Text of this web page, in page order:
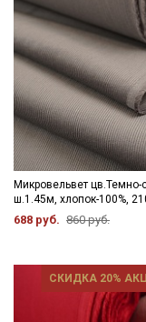
Микровельвет цв.Темно-
ш.1.45м, хлопок-100%,
688 руб. 860 руб.
СКИДКА 20%
Секретная
Мы
Электронная